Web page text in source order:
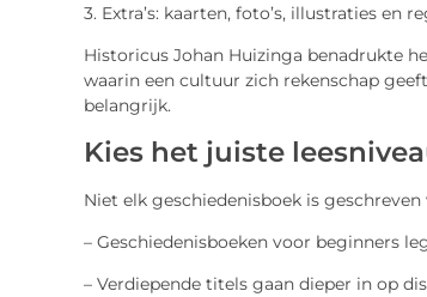
3. Extra’s: kaarten, foto’s, illustraties en
Historicus Johan Huizinga benadrukte
waarin een cultuur zich rekenschap
belangrijk.
Kies het juiste
Niet elk geschiedenisboek is geschreven
– Geschiedenisboeken voor beginners
– Verdiepende titels gaan dieper in op